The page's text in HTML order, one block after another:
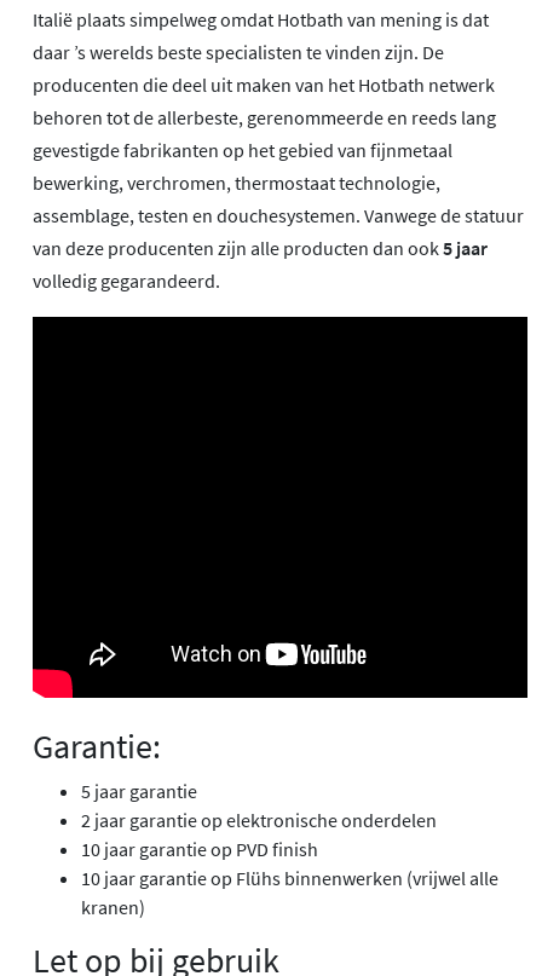
Italië plaats simpelweg omdat Hotbath van mening is dat
daar ’s werelds beste specialisten te vinden zijn. De
producenten die deel uit maken van het Hotbath netwerk
behoren tot de allerbeste, gerenommeerde en reeds lang
gevestigde fabrikanten op het gebied van fijnmetaal
bewerking, verchromen, thermostaat technologie,
assemblage, testen en douchesystemen. Vanwege de statuur
van deze producenten zijn alle producten dan ook5 jaar
volledig gegarandeerd.
Garantie:
5 jaar garantie
2 jaar garantie op elektronische onderdelen
10 jaar garantie op PVD finish
10 jaar garantie op Flühs binnenwerken (vrijwel alle
kranen)
Let op bij gebruik